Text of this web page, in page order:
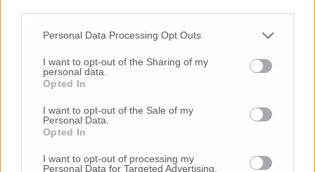
Personal Data Processing Opt Outs
I want to opt-out of the Sharing of my
personal data.
Opted In
I want to opt-out of the Sale of my
Personal Data.
Opted In
I want to opt-out of processing my
Personal Data for Targeted Advertising.
Commenti
Nessun commento presente
Commenta
Commenta l'articolo